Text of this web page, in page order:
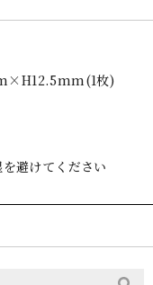
枚)
避けてください